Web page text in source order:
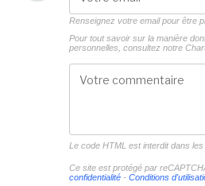
Renseignez votre email pour être
Pour tout savoir sur la manière
personnelles, consultez notre
Le code HTML est interdit dans
Ce site est protégé par
confidentialité- Conditions